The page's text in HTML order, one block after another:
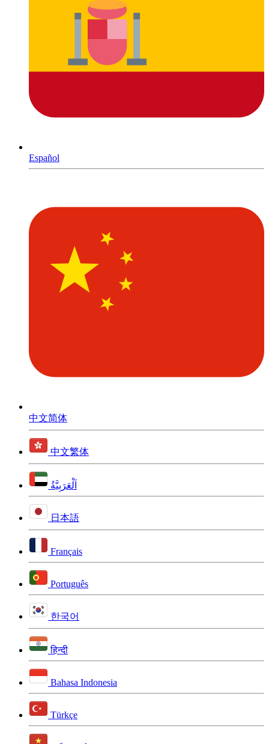
Español
中文简体
中文繁体
اَلْعَرَبِيَّةُ
日本語
Français
Português
한국어
हिन्दी
Bahasa Indonesia
Türkçe